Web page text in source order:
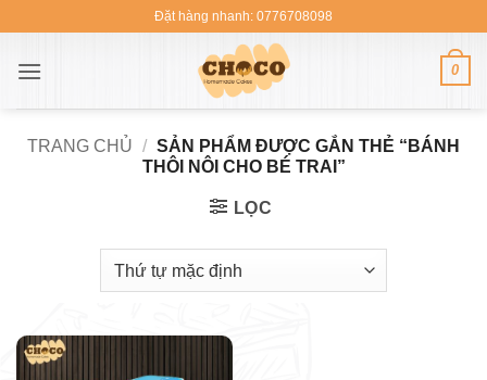
nội
Đặt hàng nhanh: 0776708098
0
TRANG CHỦ / SẢN PHẨM ĐƯỢC GẮN THẺ “BÁNH
THÔI NÔI CHO BÉ TRAI”
LỌC